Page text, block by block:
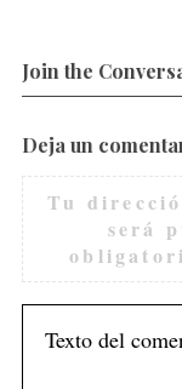
Join the
Deja un
Tu
será